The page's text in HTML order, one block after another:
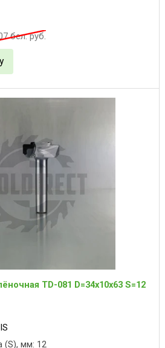
бел. руб.
TD-081 D=34x10x63 S=12
(S), мм: 12